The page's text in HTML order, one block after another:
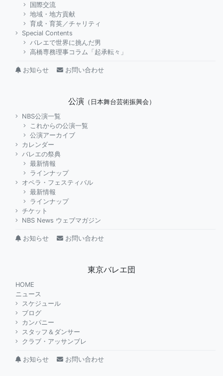
国際交流
地域・地方貢献
育成・育英／チャリティ
Special Contents
バレエで世界に挑んだ男
高橋専務理事コラム「起承転々」
お知らせ お問い合わせ
公演 （日本舞台芸術振興会）
NBS公演一覧
これからの公演一覧
公演アーカイブ
カレンダー
バレエの祭典
最新情報
ラインナップ
オペラ・フェスティバル
最新情報
ラインナップ
チケット
NBS News ウェブマガジン
お知らせ お問い合わせ
東京バレエ団
HOME
ニュース
スケジュール
ブログ
カンパニー
スタッフ＆ダンサー
クラブ・アッサンブレ
お知らせ お問い合わせ